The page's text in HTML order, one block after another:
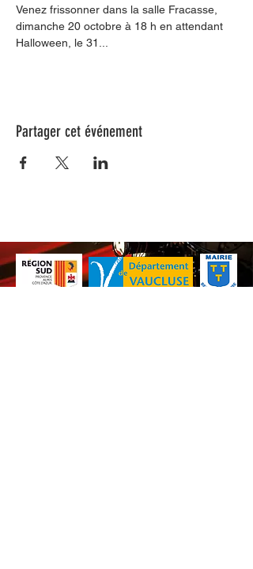
Venez frissonner dans la salle Fracasse,
dimanche 20 octobre à 18 h en attendant
Halloween, le 31...
Partager cet événement